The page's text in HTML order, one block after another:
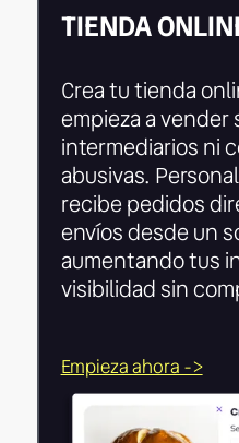
TIENDA
Crea tu tienda
empieza a vender
intermediarios ni
abusivas.
recibe pedidos
envíos desde un
aumentando tus
visibilidad sin
Empieza ahora ->